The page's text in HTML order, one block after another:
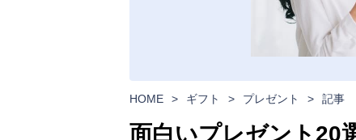
HOME > ギフト > プレゼント > 記事
面白いプレゼント20